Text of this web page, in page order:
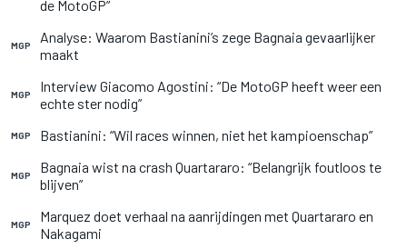
de MotoGP”
MGP
Analyse: Waarom Bastianini’s zege Bagnaia gevaarlijker
maakt
MGP
Interview Giacomo Agostini: “De MotoGP heeft weer een
echte ster nodig”
MGP Bastianini: “Wil races winnen, niet het kampioenschap”
MGP
Bagnaia wist na crash Quartararo: “Belangrijk foutloos te
blijven”
MGP
Marquez doet verhaal na aanrijdingen met Quartararo en
Nakagami